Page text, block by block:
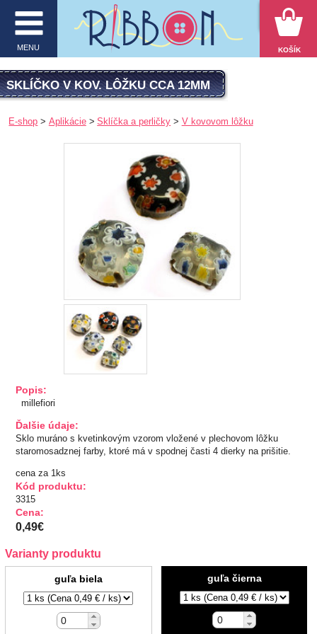
VYHĽADÁVANIE
MENU
O firme
Ochrana osobných údajov
KATEGÓRIE PRODUKTOV
TIPY NA DARČEKY
Aplikácie
Kovové, plastové
Oči, nos,tvár
Kvetinky
Taftové skladané
Tyl, satén, monofil
Semišové, háčkované
MENU KOŠÍK
SKLÍČKO V KOV. LÔŽKU CCA 12MM
E-shop Aplikácie Sklíčka a perličky V kovovom lôžku
Popis:
millefiori
Ďalšie údaje:
Sklo muráno s kvetinkovým vzorom vložené v plechovom lôžku
staromosadznej farby, ktoré má v spodnej časti 4 dierky na prišitie.
cena za 1ks
Kód produktu:
3315
Cena:
0,49€
Varianty produktu
guľa biela guľa čierna